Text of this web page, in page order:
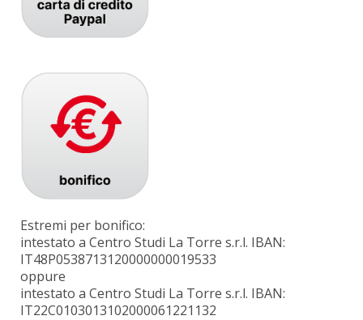
Estremi per bonifico:
intestato a Centro Studi La Torre s.r.l. IBAN:
IT48P0538713120000000019533
oppure
intestato a Centro Studi La Torre s.r.l. IBAN:
IT22C0103013102000061221132